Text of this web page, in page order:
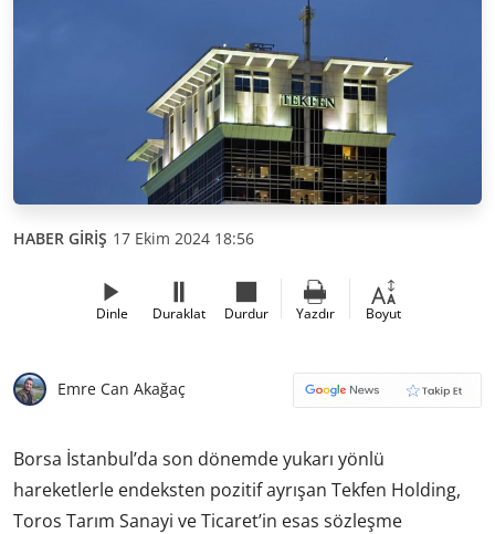
HABER GİRİŞ 17 Ekim 2024 18:56
Dinle Duraklat Durdur Yazdır Boyut
Emre Can Akağaç
Borsa İstanbul’da son dönemde yukarı yönlü
hareketlerle endeksten pozitif ayrışan Tekfen Holding,
Toros Tarım Sanayi ve Ticaret’in esas sözleşme